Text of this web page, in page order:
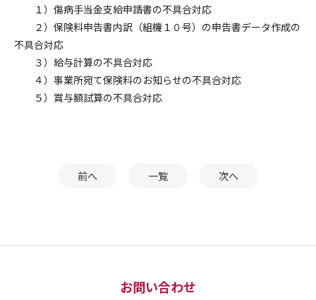
１）傷病手当金支給申請書の不具合対応
２）保険料申告書内訳（組機１０号）の申告書データ作成の
不具合対応
３）給与計算の不具合対応
４）事業所宛て保険料のお知らせの不具合対応
５）賞与額試算の不具合対応
前へ 一覧 次へ
お問い合わせ